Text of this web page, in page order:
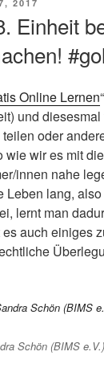
2017
Einheit
Online Lernen
und
oder
wie wir es mit
innen nahe
Leben lang,
lernt man
auch einiges
Schön (BIMS